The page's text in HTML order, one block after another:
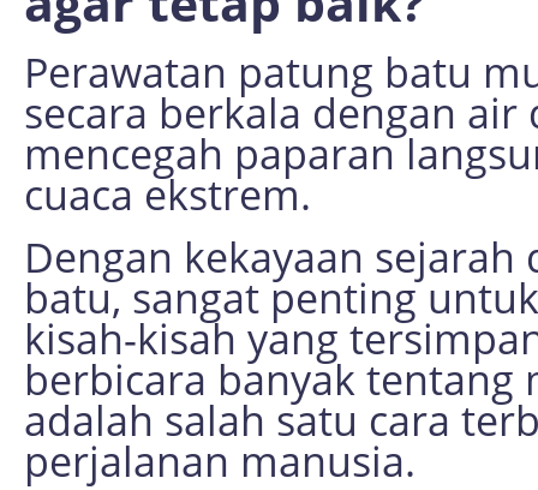
Perawatan patung batu
secara berkala dengan
mencegah paparan
cuaca ekstrem.
Dengan kekayaan
batu, sangat penting
kisah-kisah yang
berbicara banyak tentang
adalah salah satu cara
perjalanan manusia.